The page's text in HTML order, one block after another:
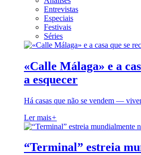
Entrevistas
Especiais
Festivais
Séries
«Calle Málaga» e a
a esquecer
Há casas que não se vendem —
Ler mais+
“Terminal” estreia